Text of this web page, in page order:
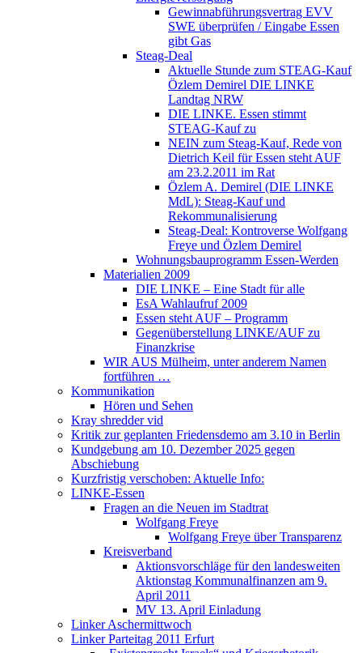
Gewinnabführungsvertrag EVV
SWE überprüfen / Eingabe Essen
gibt Gas
Steag-Deal
Aktuelle Stunde zum STEAG-Kauf
Özlem Demirel DIE LINKE
Landtag NRW
DIE LINKE. Essen stimmt
STEAG-Kauf zu
NEIN zum Steag-Kauf, Rede von
Dietrich Keil für Essen steht AUF
am 23.2.2011 im Rat
Özlem A. Demirel (DIE LINKE
MdL): Steag-Kauf und
Rekommunalisierung
Steag-Deal: Kontroverse Wolfgang
Freye und Özlem Demirel
Wohnungsbauprogramm Essen-Werden
Materialien 2009
DIE LINKE – Eine Stadt für alle
EsA Wahlaufruf 2009
Essen steht AUF – Programm
Gegenüberstellung LINKE/AUF zu
Finanzkrise
WIR AUS Mülheim, unter anderem Namen
fortführen …
Kommunikation
Hören und Sehen
Kray shredder vid
Kritik zur geplanten Friedensdemo am 3.10 in Berlin
Kundgebung am 10. Dezember 2025 gegen
Abschiebung
Kurzfristig verschoben: Aktuelle Info:
LINKE-Essen
Fragen an die Neuen im Stadtrat
Wolfgang Freye
Wolfgang Freye über Transparenz
Kreisverband
Aktionsvorschläge für den landesweiten
Aktionstag Kommunalfinanzen am 9.
April 2011
MV 13. April Einladung
Linker Aschermittwoch
Linker Parteitag 2011 Erfurt